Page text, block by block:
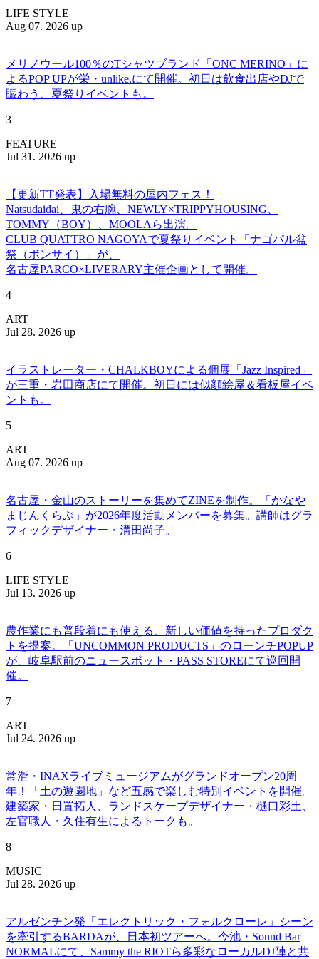
LIFE STYLE
Aug 07. 2026 up
メリノウール100％のTシャツブランド「ONC MERINO」に
よるPOP UPが栄・unlike.にて開催。初日は飲食出店やDJで
賑わう、夏祭りイベントも。
3
FEATURE
Jul 31. 2026 up
【更新TT発表】入場無料の屋内フェス！
Natsudaidai、鬼の右腕、NEWLY×TRIPPYHOUSING、
TOMMY（BOY）、MOOLAら出演。
CLUB QUATTRO NAGOYAで夏祭りイベント「ナゴパル盆
祭（ボンサイ）」が、
名古屋PARCO×LIVERARY主催企画として開催。
4
ART
Jul 28. 2026 up
イラストレーター・CHALKBOYによる個展「Jazz Inspired」
が三重・岩田商店にて開催。初日には似顔絵屋＆看板屋イベ
ントも。
5
ART
Aug 07. 2026 up
名古屋・金山のストーリーを集めてZINEを制作。「かなや
まじんくらぶ」が2026年度活動メンバーを募集。講師はグラ
フィックデザイナー・溝田尚子。
6
LIFE STYLE
Jul 13. 2026 up
農作業にも普段着にも使える、新しい価値を持ったプロダク
トを提案。「UNCOMMON PRODUCTS」のローンチPOPUP
が、岐阜駅前のニュースポット・PASS STOREにて巡回開
催。
7
ART
Jul 24. 2026 up
常滑・INAXライブミュージアムがグランドオープン20周
年！「土の遊園地」など五感で楽しむ特別イベントを開催。
建築家・日置拓人、ランドスケープデザイナー・樋口彩土、
左官職人・久住有生によるトークも。
8
MUSIC
Jul 28. 2026 up
アルゼンチン発「エレクトリック・フォルクローレ」シーン
を牽引するBARDAが、日本初ツアーへ。今池・Sound Bar
NORMALにて、Sammy the RIOTら多彩なローカルDJ陣と共